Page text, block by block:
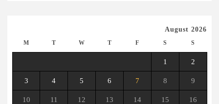
August 2026
M T W T F S S
1 2
3 4 5 6 7 8 9
10 11 12 13 14 15 16